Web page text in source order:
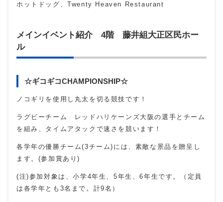
ホットドッグ、Twenty Heaven Restaurant
メインイベント紹介 4階 藤井組大正区民ホー
ル
☆ギコギコCHAMPIONSHIP☆
ノコギリを使用し丸太を切る競技です！
ラグビーチーム レッドハリケーンズ大阪の選手とチーム
を組み、タイムアタックで速さを競います！
各学年の優勝チーム(3チーム)には、素敵な景品を贈呈し
ます。(参加賞あり)
(注)参加対象は、小学4年生、5年生、6年生です。（定員
は各学年とも3名まで。計9名）